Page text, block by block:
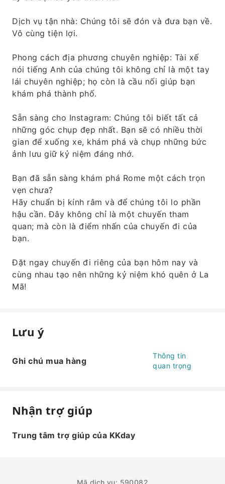
Dịch vụ tận nhà: Chúng tôi sẽ đón và đưa bạn về.
Vô cùng tiện lợi.
Phong cách địa phương chuyên nghiệp: Tài xế
nói tiếng Anh của chúng tôi không chỉ là một tay
lái chuyên nghiệp; họ còn là cầu nối giúp bạn
khám phá thành phố.
Sẵn sàng cho Instagram: Chúng tôi biết tất cả
những góc chụp đẹp nhất. Bạn sẽ có nhiều thời
gian để xuống xe, khám phá và chụp những bức
ảnh lưu giữ kỷ niệm đáng nhớ.
Bạn đã sẵn sàng khám phá Rome một cách trọn
vẹn chưa?
Hãy chuẩn bị kính râm và để chúng tôi lo phần
hậu cần. Đây không chỉ là một chuyến tham
quan; mà còn là điểm nhấn của chuyến đi của
bạn.
Đặt ngay chuyến đi riêng của bạn hôm nay và
cùng nhau tạo nên những kỷ niệm khó quên ở La
Mã!
Lưu ý
Ghi chú mua hàng
Thông tin
quan trọng
Nhận trợ giúp
Trung tâm trợ giúp của KKday
Mã dịch vụ: 590082